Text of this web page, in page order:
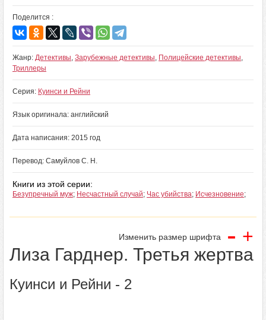
Поделится :
Жанр: Детективы, Зарубежные детективы, Полицейские детективы,
Триллеры
Серия: Куинси и Рейни
Язык оригинала: английский
Дата написания: 2015 год
Перевод: Самуйлов С. Н.
Книги из этой серии:
Безупречный муж; Несчастный случай; Час убийства; Исчезновение;
Изменить размер шрифта - +
Лиза Гарднер. Третья жертва
Куинси и Рейни - 2